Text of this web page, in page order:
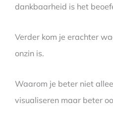
dankbaarheid is het
Verder kom je erachter
onzin is.
Waarom je beter niet
visualiseren maar beter